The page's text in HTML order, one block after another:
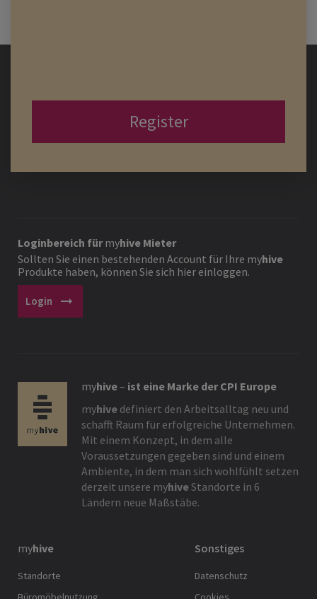
Register
Loginbereich fürmyhive Mieter
Sollten Sie einen bestehenden Account für Ihre myhive
Produkte haben, können Sie sich hier einloggen.
Login arrow_right_alt
myhive– ist eine Marke der CPI Europe
myhive definiert den Arbeitsalltag neu und
schafft Raum für erfolgreiche Unternehmen.
Mit einem Konzept, in dem alle
Voraussetzungen gegeben sind und einem
Ambiente, in dem man sich wohlfühlt setzen
derzeit unsere myhiveStandorte in 6
Ländern neue Maßstäbe.
myhive
Standorte
Sonstiges
Datenschutz